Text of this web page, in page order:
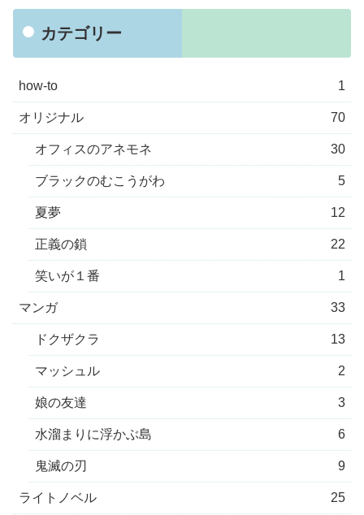
カテゴリー
how-to 1
オリジナル 70
オフィスのアネモネ 30
ブラックのむこうがわ 5
夏夢 12
正義の鎖 22
笑いが１番 1
マンガ 33
ドクザクラ 13
マッシュル 2
娘の友達 3
水溜まりに浮かぶ島 6
鬼滅の刃 9
ライトノベル 25